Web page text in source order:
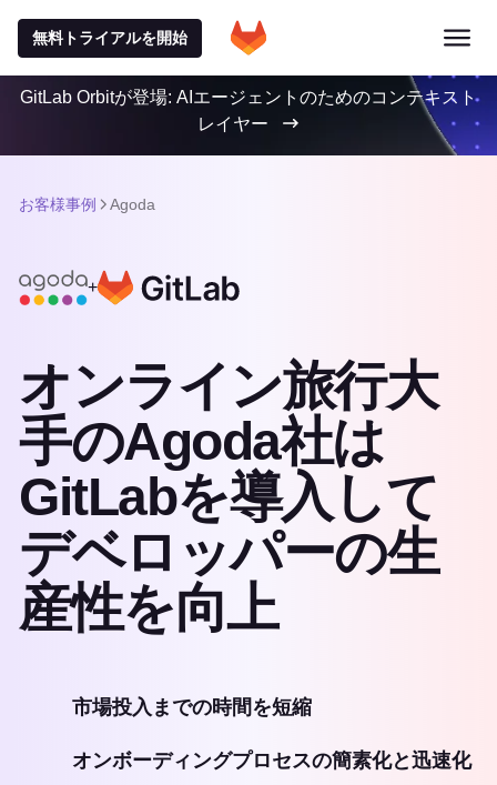
無料トライアルを開始
GitLab Orbitが登場: AIエージェントのためのコンテキスト
レイヤー
お客様事例 Agoda
+
オンライン旅行大
手のAgoda社は
GitLabを導入して
デベロッパーの生
産性を向上
市場投入までの時間を短縮
オンボーディングプロセスの簡素化と迅速化